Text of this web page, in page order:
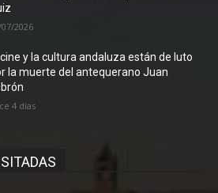
2026
cine y la cultura andaluza están de luto
la muerte del antequerano Juan
4 días